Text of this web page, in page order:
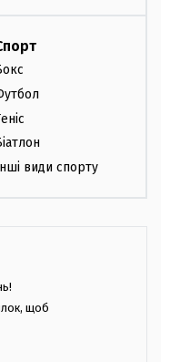
види спорту
щоб